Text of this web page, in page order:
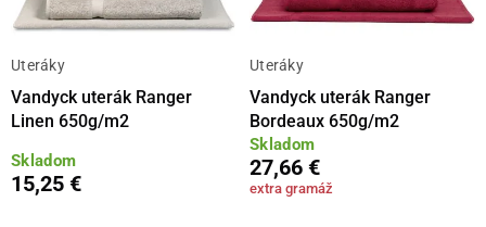
Uteráky
Vandyck uterák Ranger
Linen 650g/m2
Skladom
15,25 €
Uteráky
Vandyck uterák Ranger
Bordeaux 650g/m2
Skladom
27,66 €
extra gramáž